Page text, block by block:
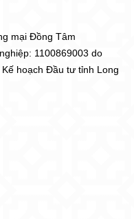
mại Đồng Tâm
1100869003 do
hoạch Đầu tư tỉnh Long